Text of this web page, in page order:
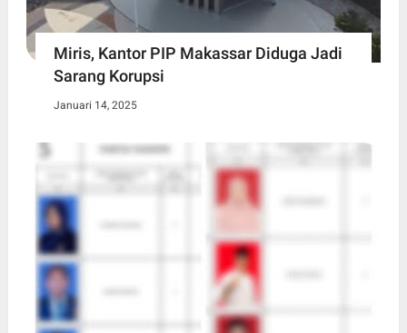
Miris, Kantor PIP Makassar Diduga Jadi
Sarang Korupsi
Januari 14, 2025